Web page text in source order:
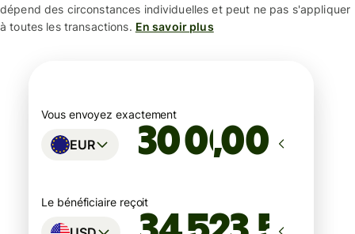
dépend des circonstances individuelles et peut ne pas s'appliquer
à toutes les transactions. En savoir plus
Vous envoyez exactement
EUR ,00
Le bénéficiaire reçoit